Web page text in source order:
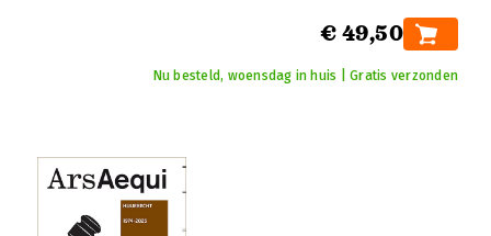
€ 49,50
Nu besteld, woensdag in huis | Gratis verzonden